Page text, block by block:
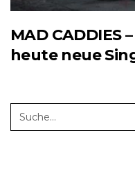
MAD CADDIES
heute neue